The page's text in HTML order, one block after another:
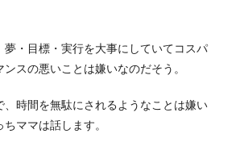
夢・目標・実行を大事にしていてコスパ
スの悪いことは嫌いなのだそう。
、時間を無駄にされるようなことは嫌い
ママは話します。